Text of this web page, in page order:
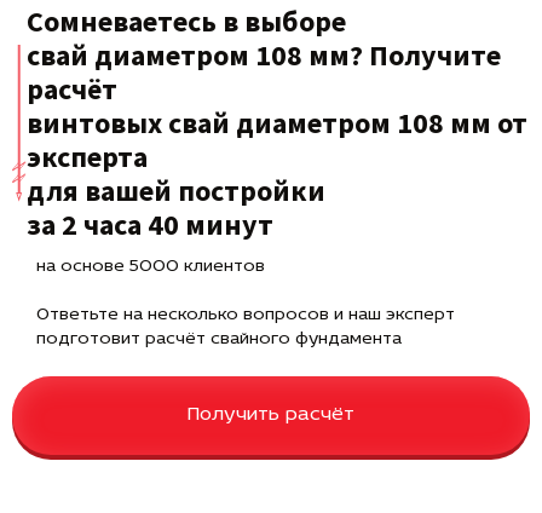
Сомневаетесь в выборе
свай диаметром 108 мм? Получите
расчёт
винтовых свай диаметром 108 мм от
эксперта
для вашей постройки
за 2 часа 40 минут
на основе 5000 клиентов
Ответьте на несколько вопросов и наш эксперт
подготовит расчёт свайного фундамента
Получить расчёт